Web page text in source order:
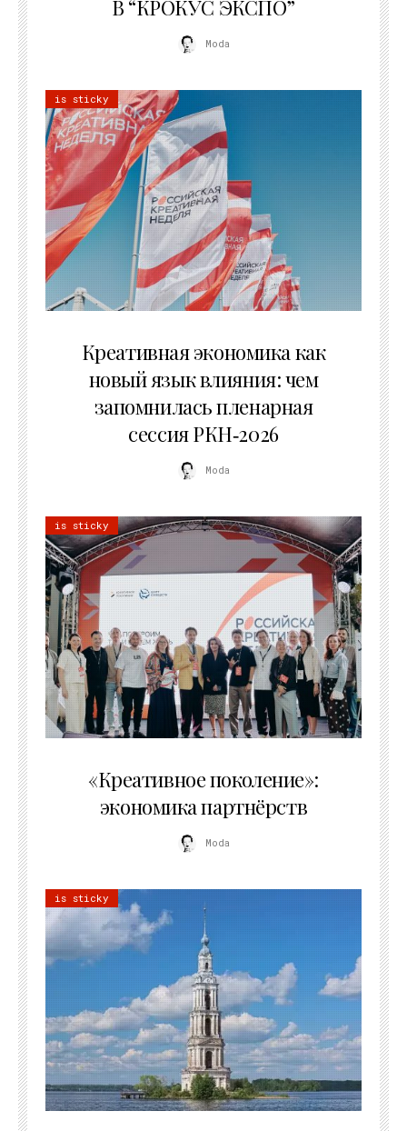
В “КРОКУС ЭКСПО”
Moda
is sticky
Креативная экономика как
новый язык влияния: чем
запомнилась пленарная
сессия РКН‑2026
Moda
is sticky
«Креативное поколение»:
экономика партнёрств
Moda
is sticky